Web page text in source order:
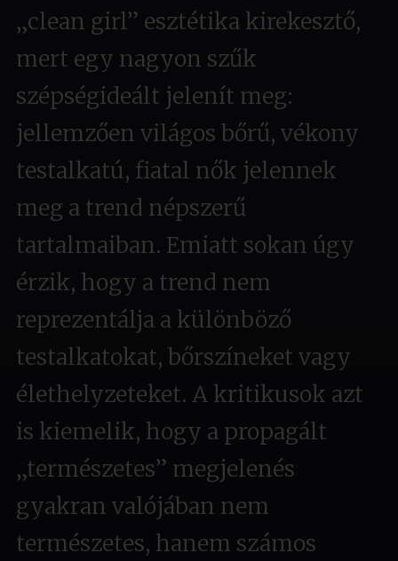
„clean girl” esztétika kirekesztő,
mert egy nagyon szűk
szépségideált jelenít meg:
jellemzően világos bőrű, vékony
testalkatú, fiatal nők jelennek
meg a trend népszerű
tartalmaiban. Emiatt sokan úgy
érzik, hogy a trend nem
reprezentálja a különböző
testalkatokat, bőrszíneket vagy
élethelyzeteket. A kritikusok azt
is kiemelik, hogy a propagált
„természetes” megjelenés
gyakran valójában nem
természetes, hanem számos